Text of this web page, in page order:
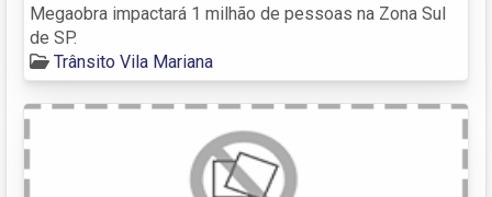
Megaobra impactará 1 milhão de pessoas na Zona Sul
de SP.
Trânsito Vila Mariana